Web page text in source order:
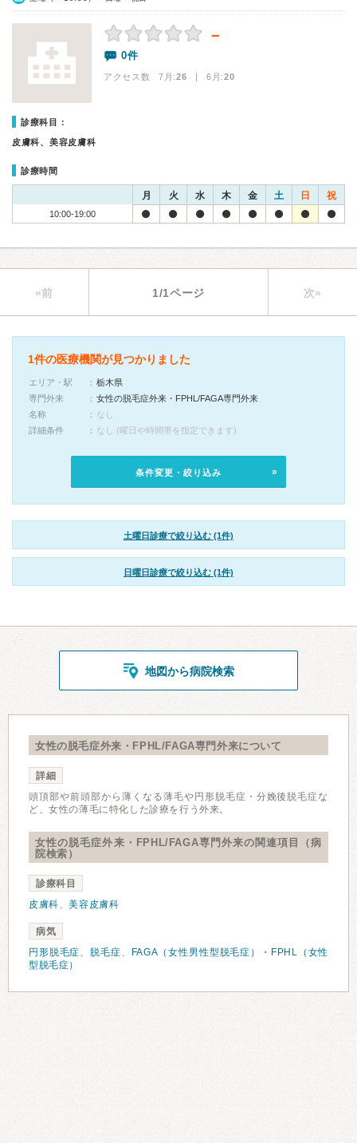
－
0件
アクセス数 7月:26 | 6月:20
診療科目：
皮膚科、美容皮膚科
診療時間
月 火 水 木 金 土 日 祝
10:00-19:00
«前 1/1ページ 次»
1件の医療機関が見つかりました
エリア・駅
栃木県
専門外来
女性の脱毛症外来・FPHL/FAGA専門外来
名称
なし
詳細条件
なし (曜日や時間帯を指定できます)
条件変更・絞り込み
土曜日診療で絞り込む (1件)
日曜日診療で絞り込む (1件)
地図から病院検索
女性の脱毛症外来・FPHL/FAGA専門外来について
詳細
頭頂部や前頭部から薄くなる薄毛や円形脱毛症・分娩後脱毛症な
ど、女性の薄毛に特化した診療を行う外来。
女性の脱毛症外来・FPHL/FAGA専門外来の関連項目（病
院検索）
診療科目
皮膚科、美容皮膚科
病気
円形脱毛症、 脱毛症、
FAGA（女性男性型脱毛症）・FPHL（女性
型脱毛症）